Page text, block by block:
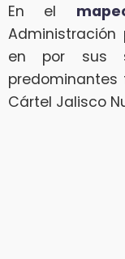
En el
en por sus
predominantes
Cártel Jalisco